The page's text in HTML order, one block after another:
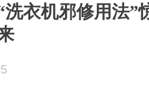
洗衣机邪修用法”